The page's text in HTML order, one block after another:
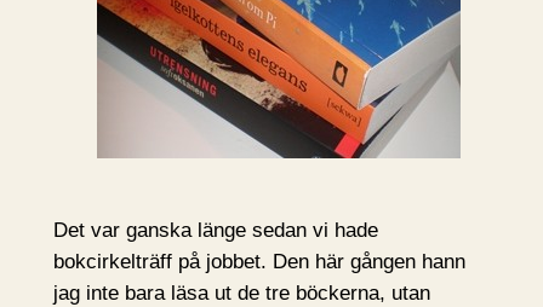
Det var ganska länge sedan vi hade
bokcirkelträff på jobbet. Den här gången hann
jag inte bara läsa ut de tre böckerna, utan